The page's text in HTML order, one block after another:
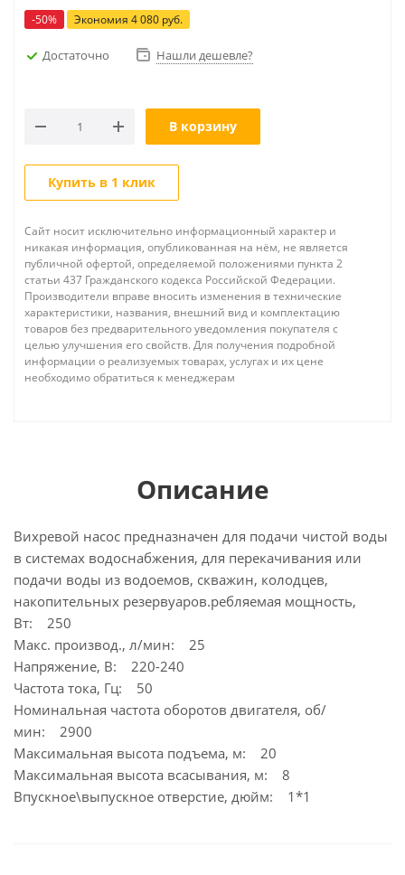
-50% Экономия 4 080 руб.
Достаточно Нашли дешевле?
В корзину
Купить в 1 клик
Сайт носит исключительно информационный характер и
никакая информация, опубликованная на нём, не является
публичной офертой, определяемой положениями пункта 2
статьи 437 Гражданского кодекса Российской Федерации.
Производители вправе вносить изменения в технические
характеристики, названия, внешний вид и комплектацию
товаров без предварительного уведомления покупателя с
целью улучшения его свойств. Для получения подробной
информации о реализуемых товарах, услугах и их цене
необходимо обратиться к менеджерам
Описание
Вихревой насос предназначен для подачи чистой воды
в системах водоснабжения, для перекачивания или
подачи воды из водоемов, скважин, колодцев,
накопительных резервуаров.ребляемая мощность,
Вт: 250
Макс. производ., л/мин: 25
Напряжение, В: 220-240
Частота тока, Гц: 50
Номинальная частота оборотов двигателя, об/
мин: 2900
Максимальная высота подъема, м: 20
Максимальная высота всасывания, м: 8
Впускное\выпускное отверстие, дюйм: 1*1